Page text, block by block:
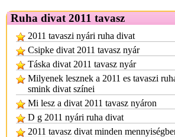
Ruha divat 2011 tavasz
2011 tavaszi nyári ruha divat
Csipke divat 2011 tavasz nyár
Táska divat 2011 tavasz nyár
Milyenek lesznek a 2011 es tavaszi
smink divat színei
Mi lesz a divat 2011 tavasz nyáron
D g 2011 nyári ruha divat
2011 tavasz divat minden